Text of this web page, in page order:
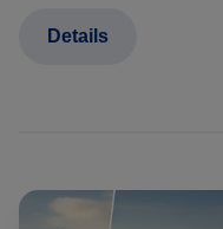
Details